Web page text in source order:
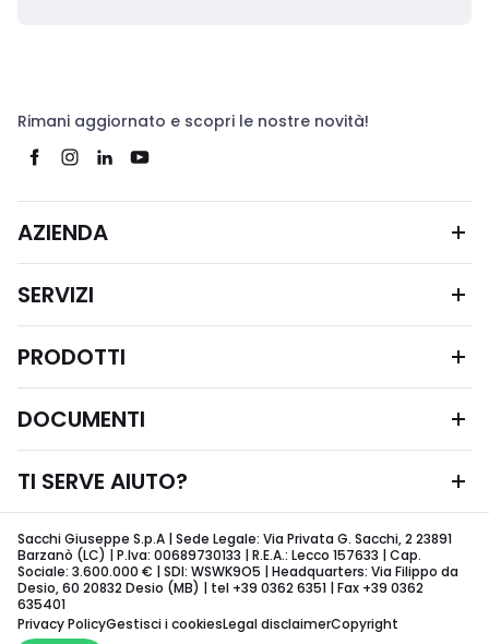
Rimani aggiornato e scopri le nostre novità!
AZIENDA
SERVIZI
PRODOTTI
DOCUMENTI
TI SERVE AIUTO?
Sacchi Giuseppe S.p.A | Sede Legale: Via Privata G. Sacchi, 2 23891
Barzanò (LC) | P.Iva: 00689730133 | R.E.A.: Lecco 157633 | Cap.
Sociale: 3.600.000 € | SDI: WSWK9O5 | Headquarters: Via Filippo da
Desio, 60 20832 Desio (MB) | tel +39 0362 6351 | Fax +39 0362
635401
Privacy PolicyGestisci i cookiesLegal disclaimerCopyright